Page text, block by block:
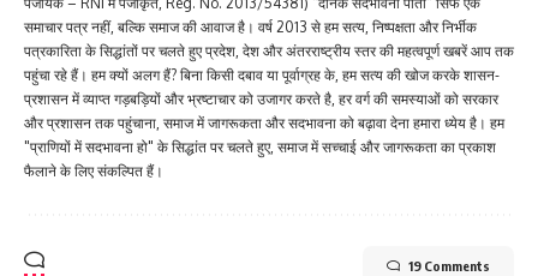
समाचार पत्र नहीं, बल्कि समाज की आवाज है। वर्ष 2013 से हम सत्य, निष्पक्षता और निर्भीक
पत्रकारिता के सिद्धांतों पर चलते हुए प्रदेश, देश और अंतरराष्ट्रीय स्तर की महत्वपूर्ण खबरें आप तक
पहुंचा रहे हैं। हम क्यों अलग हैं? बिना किसी दबाव या पूर्वाग्रह के, हम सत्य की खोज करके शासन-
प्रशासन में व्याप्त गड़बड़ियों और भ्रष्टाचार को उजागर करते है, हर वर्ग की समस्याओं को सरकार
और प्रशासन तक पहुंचाना, समाज में जागरूकता और सदभावना को बढ़ावा देना हमारा ध्येय है। हम
"प्राणियों में सदभावना हो" के सिद्धांत पर चलते हुए, समाज में सच्चाई और जागरूकता का प्रकाश
फैलाने के लिए संकल्पित हैं।
19 Comments